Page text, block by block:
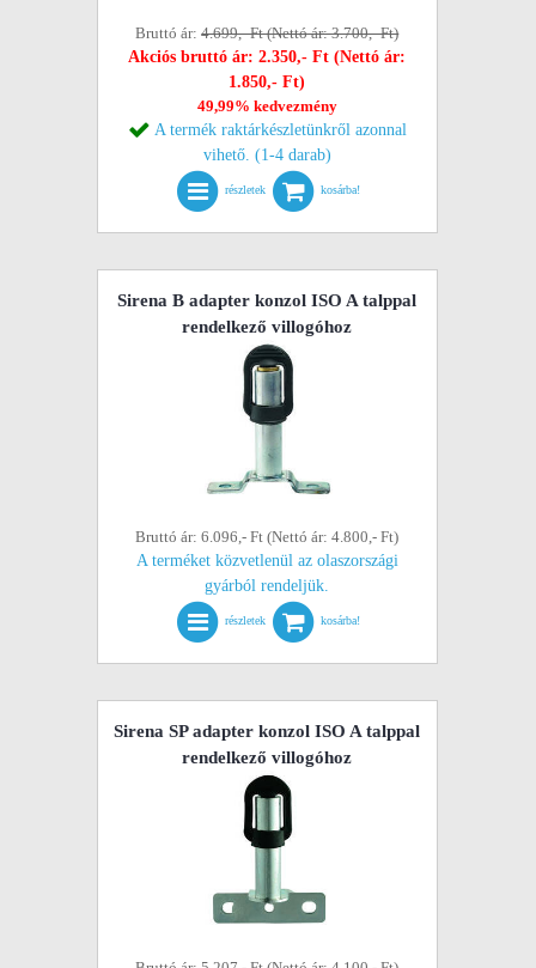
Bruttó ár:4.699,- Ft (Nettó ár: 3.700,- Ft)
Akciós bruttó ár: 2.350,- Ft (Nettó ár:
1.850,- Ft)
49,99% kedvezmény
A termék raktárkészletünkről azonnal
vihető. (1-4 darab)
részletek kosárba!
Sirena B adapter konzol ISO A talppal
rendelkező villogóhoz
Bruttó ár: 6.096,- Ft (Nettó ár: 4.800,- Ft)
A terméket közvetlenül az olaszországi
gyárból rendeljük.
részletek kosárba!
Sirena SP adapter konzol ISO A talppal
rendelkező villogóhoz